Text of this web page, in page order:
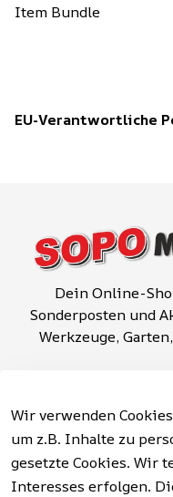
Item Bundle
EU-Verantwortliche
Wir verwenden
um z.B. Inhalte zu
gesetzte Cookies. Wir
Interesses erfolgen.
Dein Online-
Sonderposten und
Werkzeuge,